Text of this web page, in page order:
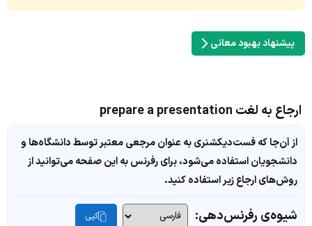
پیشنهاد بهبود معانی
ارجاع به لغت prepare a presentation
از آن‌جا که فست‌دیکشنری به عنوان مرجعی معتبر توسط دانشگاه‌ها و
دانشجویان استفاده می‌شود، برای رفرنس به این صفحه می‌توانید از
روش‌های ارجاع زیر استفاده کنید.
شیوه‌ی رفرنس‌دهی: کپی